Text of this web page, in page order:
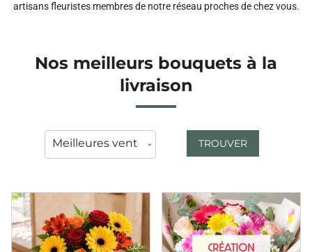
artisans fleuristes membres de notre réseau proches de chez vous.
Nos meilleurs bouquets à la
livraison
TROUVER